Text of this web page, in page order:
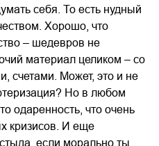
себя. То есть нудный
Хорошо, что
– шедевров не
материал целиком – со
счетами. Может, это и не
Но в любом
одаренность, что очень
кризисов. И еще
если морально ты